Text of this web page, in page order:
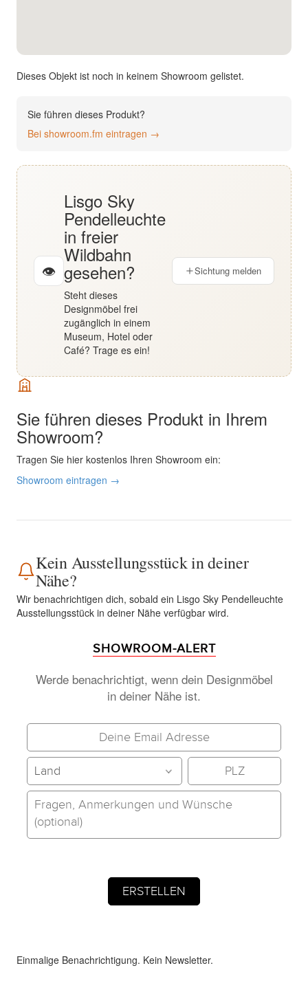
Deutsch
Dieses Objekt ist noch in keinem Showroom gelistet.
Sie führen dieses Produkt?
Bei showroom.fm eintragen →
👁
Lisgo Sky
Pendelleuchte
in freier
Wildbahn
gesehen?
Steht dieses
Designmöbel frei
zugänglich in einem
Museum, Hotel oder
Café? Trage es ein!
Sichtung melden
Sie führen dieses Produkt in Ihrem
Showroom?
Tragen Sie hier kostenlos Ihren Showroom ein:
Showroom eintragen →
Kein Ausstellungsstück in deiner
Nähe?
Wir benachrichtigen dich, sobald ein Lisgo Sky Pendelleuchte
Ausstellungsstück in deiner Nähe verfügbar wird.
SHOWROOM-ALERT
Werde benachrichtigt, wenn dein Designmöbel
in deiner Nähe ist.
Einmalige Benachrichtigung. Kein Newsletter.